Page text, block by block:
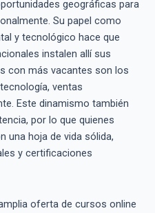
geográficas para
Su papel como
y tecnológico hace que
instalen allí sus
con más vacantes son los
ventas
Este dinamismo también
por lo que quienes
una hoja de vida sólida,
y certificaciones
oferta de cursos online